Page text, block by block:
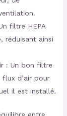
filtre HEPA
réduisant ainsi
: Un bon filtre
d’air pour
il est installé.